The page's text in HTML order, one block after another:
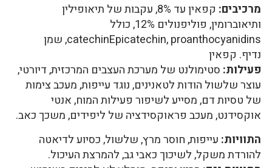
מרכיבים:
קפאין עד 8%, עקבות של תיאופילין
ותיאוברומין, פוליפנולים 12%, כולל
catechinEpicatechin, proanthocyanidins, שמן
נדיף. קפאין
פעילות: סטימולנט של מערכת העצבים המרכזית, דיורטי,
עוצר שלשול הודות לטאנינים, נוגד עייפות, מעכב צימות
של טסיות דם, מסייע לשיפור פעילות המוח, אנטי
אוקסידנט, מעכב פראוקסידציה של ליפידים, משכך כאב.
התוויות: עייפות, חוסר מרץ, שלשול, כסיוע לדיאטה
להורדת משקל, לשיכוך כאבי גב, להמרצת העיכול.